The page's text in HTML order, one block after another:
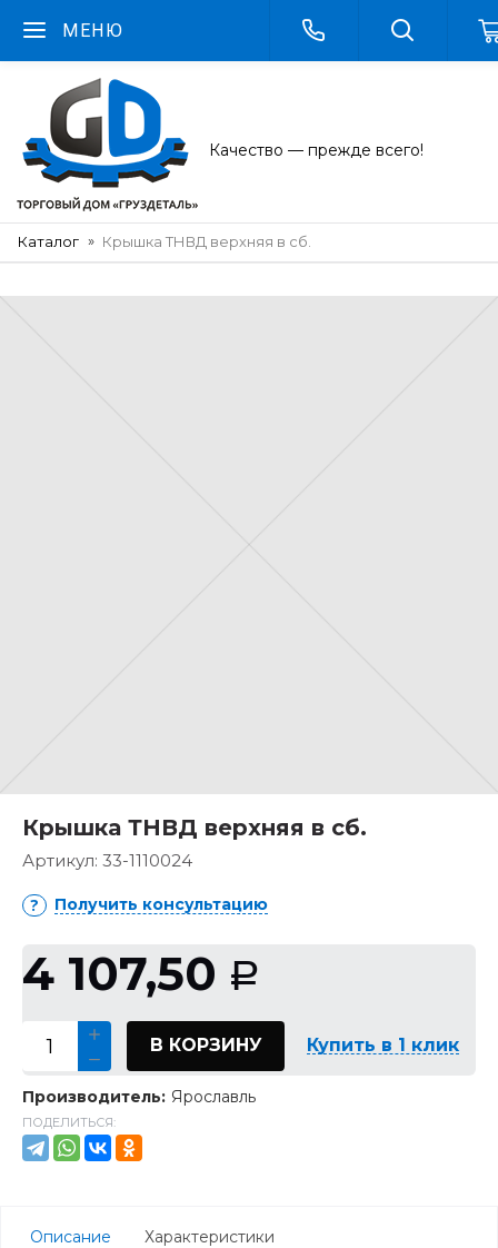
МЕНЮ
Качество — прежде всего!
Каталог Крышка ТНВД верхняя в сб.
Крышка ТНВД верхняя в сб.
Артикул: 33-1110024
Получить консультацию
4 107,50 Р
В КОРЗИНУ Купить в 1 клик
Производитель: Ярославль
ПОДЕЛИТЬСЯ:
Описание Характеристики